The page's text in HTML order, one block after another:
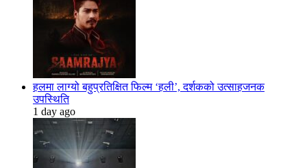
हलमा लाग्यो बहुप्रतिक्षित फिल्म ‘हली’, दर्शकको उत्साहजनक
उपस्थिति
1 day ago